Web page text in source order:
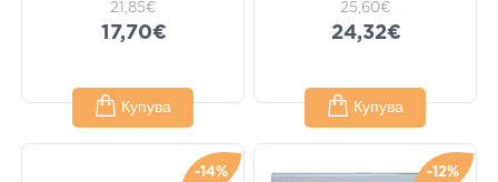
21,85€
17,70€
Купува
25,60€
24,32€
Купува
-14% -12%